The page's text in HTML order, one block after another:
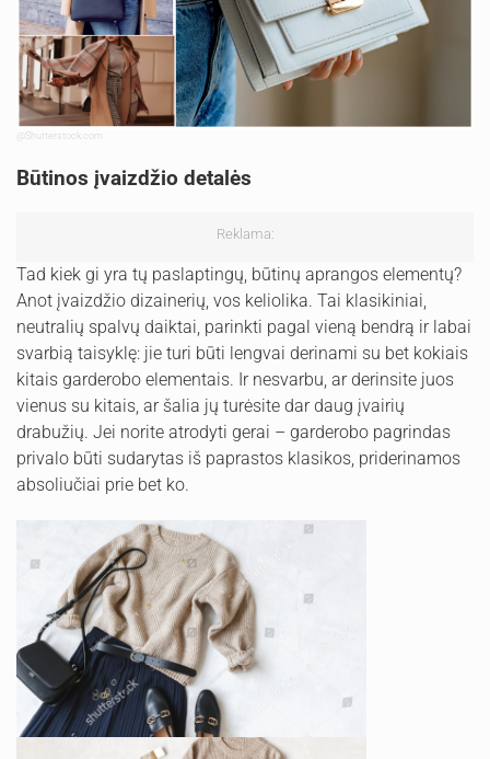
@Shutterstock.com
Būtinos įvaizdžio detalės
Reklama:
Tad kiek gi yra tų paslaptingų, būtinų aprangos elementų?
Anot įvaizdžio dizainerių, vos keliolika. Tai klasikiniai,
neutralių spalvų daiktai, parinkti pagal vieną bendrą ir labai
svarbią taisyklę: jie turi būti lengvai derinami su bet kokiais
kitais garderobo elementais. Ir nesvarbu, ar derinsite juos
vienus su kitais, ar šalia jų turėsite dar daug įvairių
drabužių. Jei norite atrodyti gerai – garderobo pagrindas
privalo būti sudarytas iš paprastos klasikos, priderinamos
absoliučiai prie bet ko.